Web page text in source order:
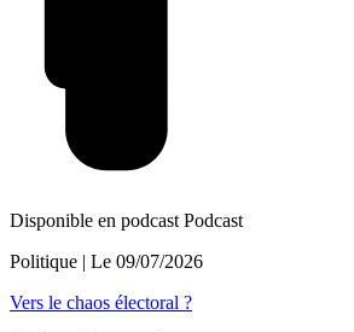
Disponible en podcast Podcast
Politique | Le 09/07/2026
Vers le chaos électoral ?